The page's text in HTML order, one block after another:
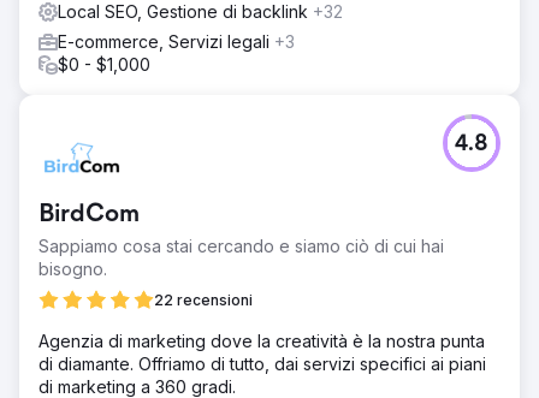
Local SEO, Gestione di backlink +32
E-commerce, Servizi legali +3
$0 - $1,000
BirdCom
Sappiamo cosa stai cercando e siamo ciò di cui hai
bisogno.
22 recensioni
4.8
Agenzia di marketing dove la creatività è la nostra punta
di diamante. Offriamo di tutto, dai servizi specifici ai piani
di marketing a 360 gradi.